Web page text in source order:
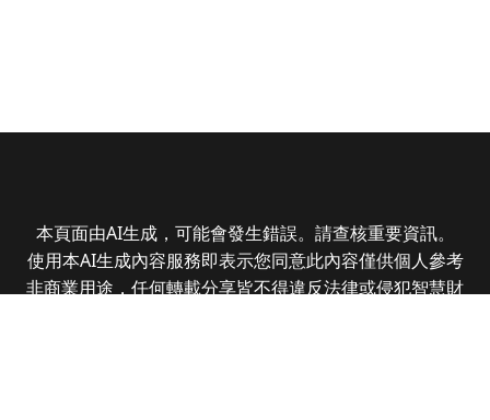
本頁面由AI生成，可能會發生錯誤。請查核重要資訊。
使用本AI生成內容服務即表示您同意此內容僅供個人參考
非商業用途，任何轉載分享皆不得違反法律或侵犯智慧財